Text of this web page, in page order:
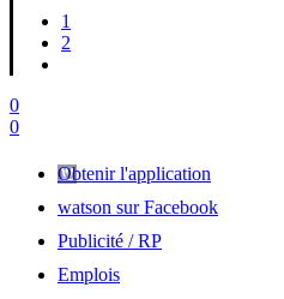
1
2
0
0
Obtenir l'application
watson sur Facebook
Publicité / RP
Emplois